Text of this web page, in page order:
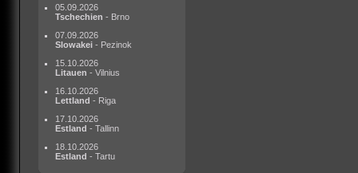
05.09.2026
Tschechien - Brno
07.09.2026
Slowakei - Pezinok
15.10.2026
Litauen - Vilnius
16.10.2026
Lettland - Riga
17.10.2026
Estland - Tallinn
18.10.2026
Estland - Tartu